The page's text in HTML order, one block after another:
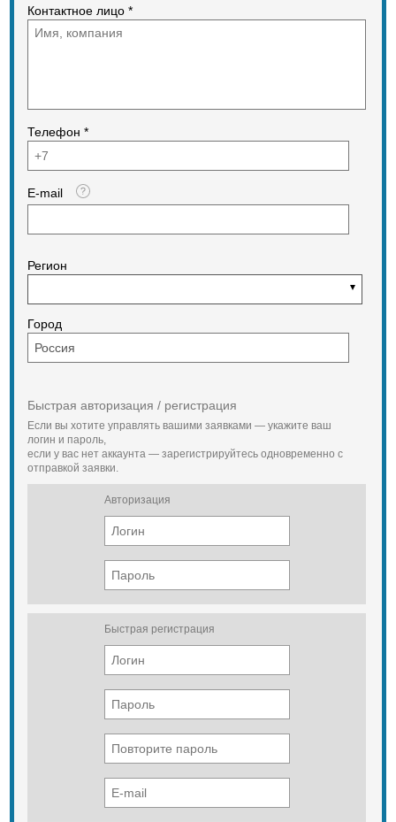
Контактное лицо *
Телефон *
E-mail
Регион
Город
Быстрая авторизация / регистрация
Если вы хотите управлять вашими заявками — укажите ваш
логин и пароль,
если у вас нет аккаунта — зарегистрируйтесь одновременно с
отправкой заявки.
Авторизация
Быстрая регистрация